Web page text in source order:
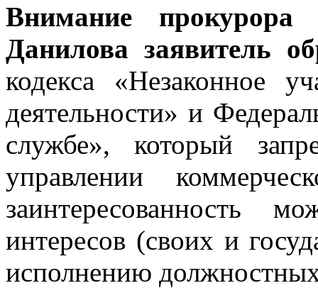
Внимание прокурора
Данилова заявитель
кодекса «Незаконное
деятельности» и
службе», который
управлении
заинтересованность
интересов (своих и
исполнению